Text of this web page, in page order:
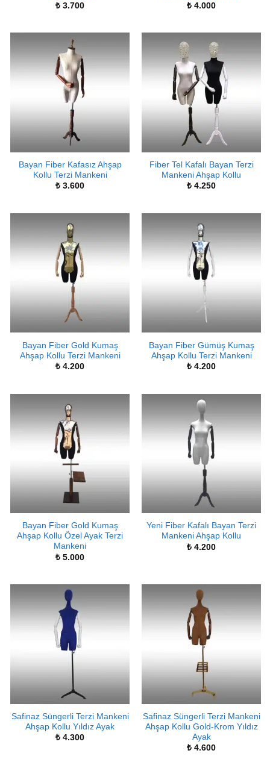
₺ 3.700
₺ 4.000
Bayan Fiber Kafasız Ahşap
Kollu Terzi Mankeni
₺ 3.600
Fiber Tel Kafalı Bayan Terzi
Mankeni Ahşap Kollu
₺ 4.250
Bayan Fiber Gold Kumaş
Ahşap Kollu Terzi Mankeni
₺ 4.200
Bayan Fiber Gümüş Kumaş
Ahşap Kollu Terzi Mankeni
₺ 4.200
Bayan Fiber Gold Kumaş
Ahşap Kollu Özel Ayak Terzi
Mankeni
₺ 5.000
Yeni Fiber Kafalı Bayan Terzi
Mankeni Ahşap Kollu
₺ 4.200
Safinaz Süngerli Terzi Mankeni
Ahşap Kollu Yıldız Ayak
₺ 4.300
Safinaz Süngerli Terzi Mankeni
Ahşap Kollu Gold-Krom Yıldız
Ayak
₺ 4.600